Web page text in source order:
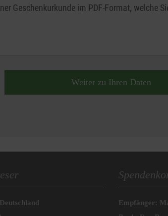
Geschenkurkunde im PDF-Format, welche
Weiter zu Ihren Daten
Empfänger: